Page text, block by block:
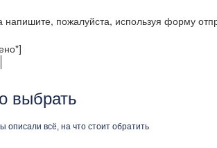
напишите, пожалуйста, используя форму
выбрать
описали всё, на что стоит обратить